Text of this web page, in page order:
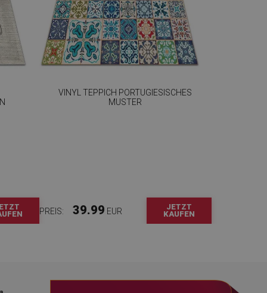
VINYL TEPPICH PORTUGIESISCHES
MUSTER
PREIS: 39.99 EUR
JETZT
KAUFEN